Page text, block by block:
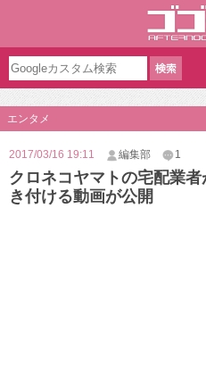
エンタメ
2017/03/16 19:11 編集部 1
クロネコヤマトの宅配業
き付ける動画が公開